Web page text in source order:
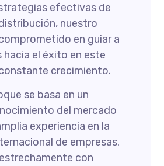
efectivas de
nuestro
en guiar a
hacia el éxito en este
crecimiento.
se basa en un
del mercado
experiencia en la
de empresas.
con